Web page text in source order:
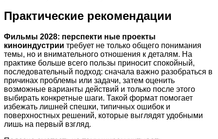
Практические рекомендации
Фильмы 2028: перспекти ные проекты
киноиндустрии требует не только общего понимания
темы, но и внимательного отношения к деталям. На
практике больше всего пользы приносит спокойный,
последовательный подход: сначала важно разобраться в
причинах проблемы или задачи, затем оценить
возможные варианты действий и только после этого
выбирать конкретные шаги. Такой формат помогает
избежать лишней спешки, типичных ошибок и
поверхностных решений, которые выглядят удобными
лишь на первый взгляд.